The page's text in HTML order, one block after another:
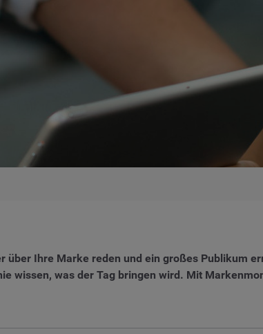
Ihre Marke reden und ein großes Publikum
wissen, was der Tag bringen wird. Mit